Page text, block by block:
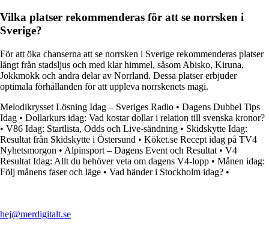
Vilka platser rekommenderas för att se norrsken i
Sverige?
För att öka chanserna att se norrsken i Sverige rekommenderas platser
långt från stadsljus och med klar himmel, såsom Abisko, Kiruna,
Jokkmokk och andra delar av Norrland. Dessa platser erbjuder
optimala förhållanden för att uppleva norrskenets magi.
Melodikrysset Lösning Idag – Sveriges Radio • Dagens Dubbel Tips
Idag • Dollarkurs idag: Vad kostar dollar i relation till svenska kronor?
• V86 Idag: Startlista, Odds och Live-sändning • Skidskytte Idag:
Resultat från Skidskytte i Östersund • Köket.se Recept idag på TV4
Nyhetsmorgon • Alpinsport – Dagens Event och Resultat • V4
Resultat Idag: Allt du behöver veta om dagens V4-lopp • Månen idag:
Följ månens faser och läge • Vad händer i Stockholm idag? •
hej@merdigitalt.se